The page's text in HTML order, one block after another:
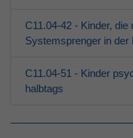
C11.04-42 - Kinder,
Systemsprenger in der
C11.04-51 - Kinder
halbtags